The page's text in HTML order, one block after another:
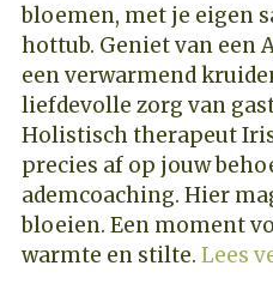
bloemen, met je eigen
hottub. Geniet van een
een verwarmend
liefdevolle zorg van
Holistisch therapeut
precies af op jouw
ademcoaching. Hier
bloeien. Een moment
warmte en stilte. Lees